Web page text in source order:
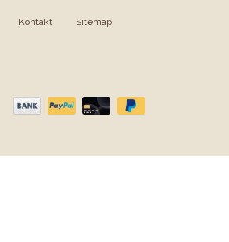
Kontakt Sitemap